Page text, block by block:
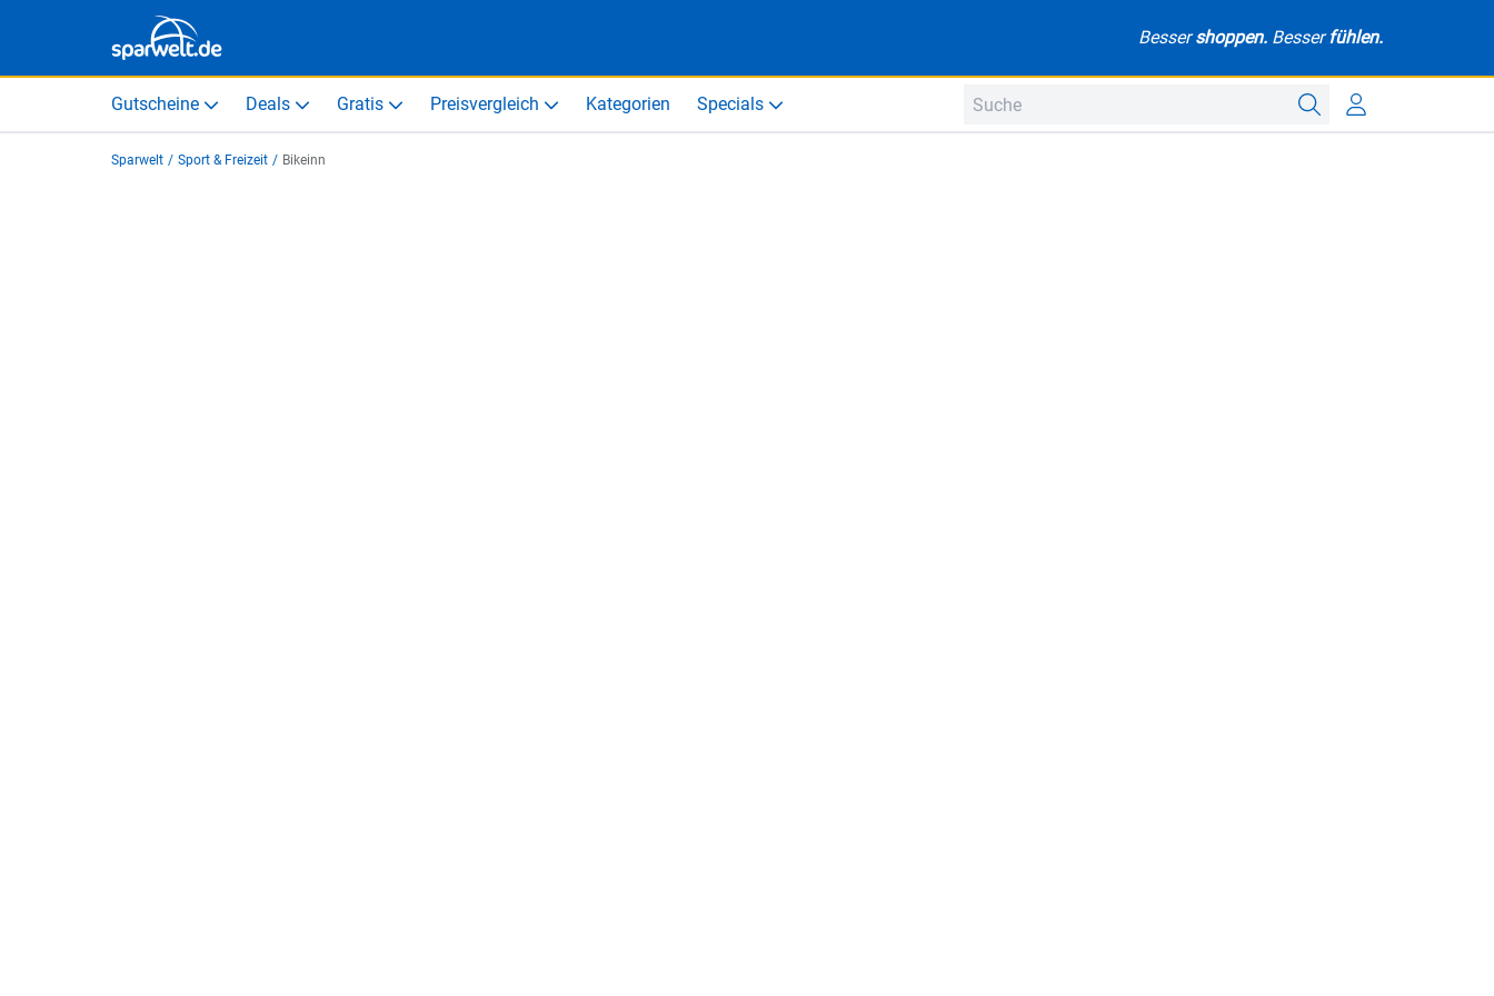
Bessershoppen. Besserfühlen.
Gutscheine Deals Gratis Preisvergleich Kategorien Specials
Sparwelt / Sport & Freizeit / Bikeinn